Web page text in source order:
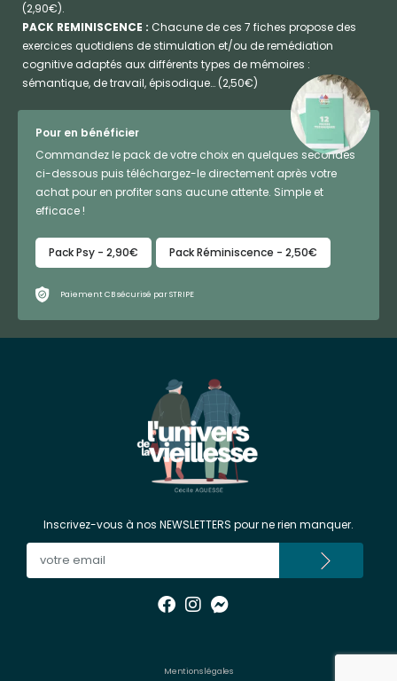
(2,90€).
PACK REMINISCENCE : Chacune de ces 7 fiches propose des
exercices quotidiens de stimulation et/ou de remédiation
cognitive adaptés aux différents types de mémoires :
sémantique, de travail, épisodique… (2,50€)
Pour en bénéficier
Commandez le pack de votre choix en quelques secondes
ci-dessous puis téléchargez-le directement après votre
achat pour en profiter sans aucune attente. Simple et
efficace !
Pack Psy - 2,90€ Pack Réminiscence - 2,50€
Paiement CB sécurisé par STRIPE
Inscrivez-vous à nos NEWSLETTERS pour ne rien manquer.
Mentions légales